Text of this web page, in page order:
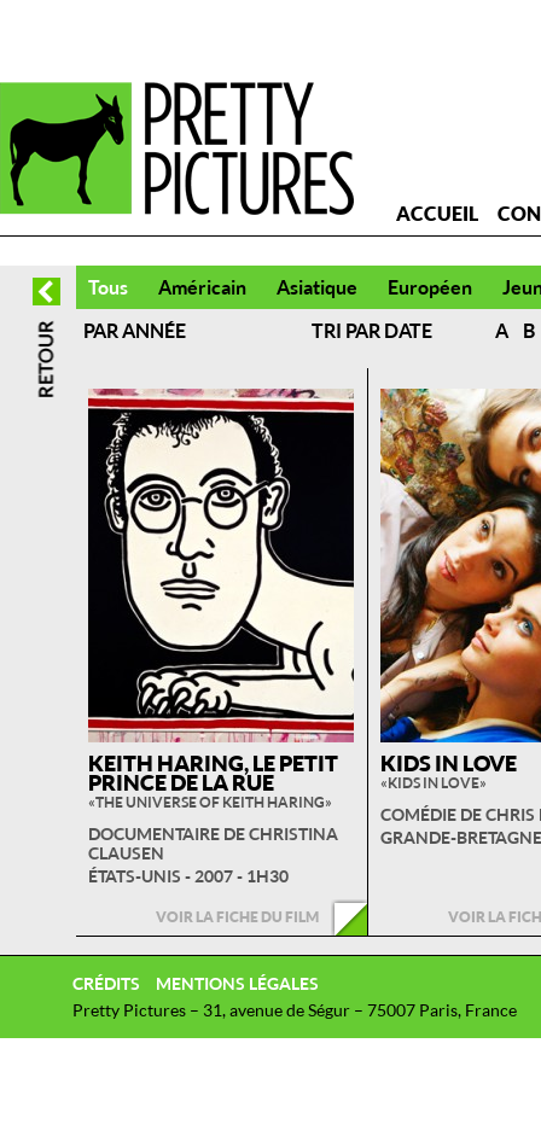
ACCUEIL
Tous Américain Asiatique Européen
PAR ANNÉE
TRI PAR DATE A B
KEITH HARING, LE PETIT
PRINCE DE LA RUE
« THE UNIVERSE OF KEITH HARING »
DOCUMENTAIRE DE CHRISTINA
CLAUSEN
ÉTATS-UNIS - 2007 - 1H30
VOIR LA FICHE DU FILM
KIDS IN LOVE
« KIDS IN LOVE »
COMÉDIE DE CHRIS
GRANDE-
VOIR LA
CRÉDITS
MENTIONS LÉGALES
Pretty Pictures – 31, avenue de Ségur – 75007 Paris, France